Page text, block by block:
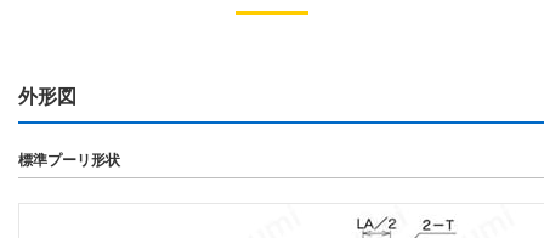
外形図
標準プーリ形状